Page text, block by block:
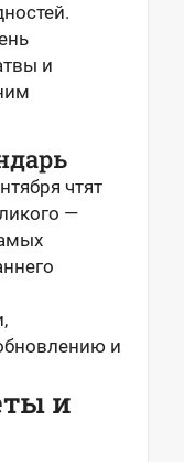
и
чтят
—
и
и